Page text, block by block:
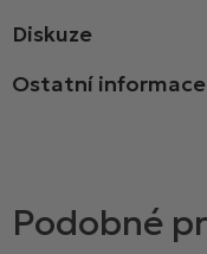
Diskuze
Ostatní informace